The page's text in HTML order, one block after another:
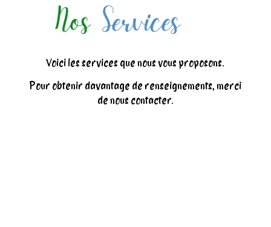
Voici les services que nous vous proposons.
Pour obtenir davantage de renseignements, merci
de nous contacter.